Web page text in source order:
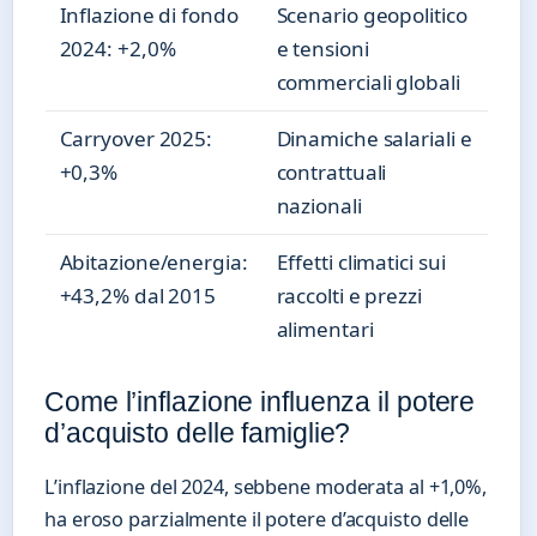
Inflazione di fondo
2024: +2,0%
Scenario geopolitico
e tensioni
commerciali globali
Carryover 2025:
+0,3%
Dinamiche salariali e
contrattuali
nazionali
Abitazione/energia:
+43,2% dal 2015
Effetti climatici sui
raccolti e prezzi
alimentari
Come l’inflazione influenza il potere
d’acquisto delle famiglie?
L’inflazione del 2024, sebbene moderata al +1,0%,
ha eroso parzialmente il potere d’acquisto delle